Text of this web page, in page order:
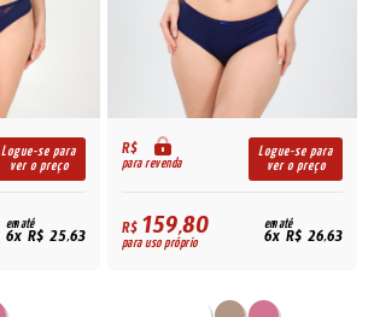
Logue-se para
ver o preço
em até
6x R$ 25,63
R$
para revenda
Logue-se para
ver o preço
R$159,80
para uso próprio
em até
6x R$ 26,63